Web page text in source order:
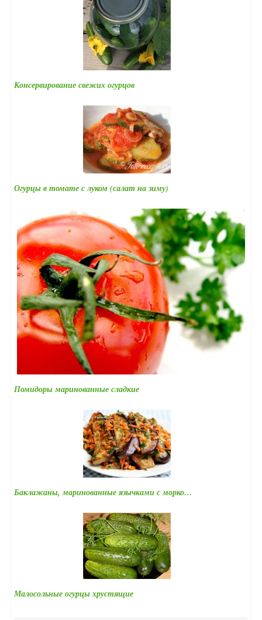
Консервирование свежих огурцов
Огурцы в томате с луком (салат на зиму)
Помидоры маринованные сладкие
Баклажаны, маринованные язычками с морко…
Малосольные огурцы хрустящие